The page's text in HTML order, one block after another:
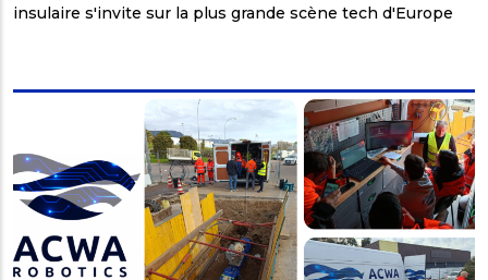
insulaire s'invite sur la plus grande scène tech d'Europe